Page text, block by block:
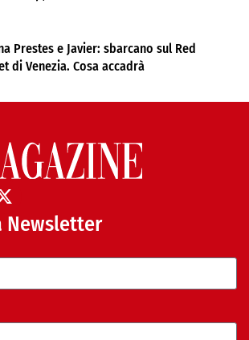
Prestes e Javier: sbarcano sul Red
di Venezia. Cosa accadrà